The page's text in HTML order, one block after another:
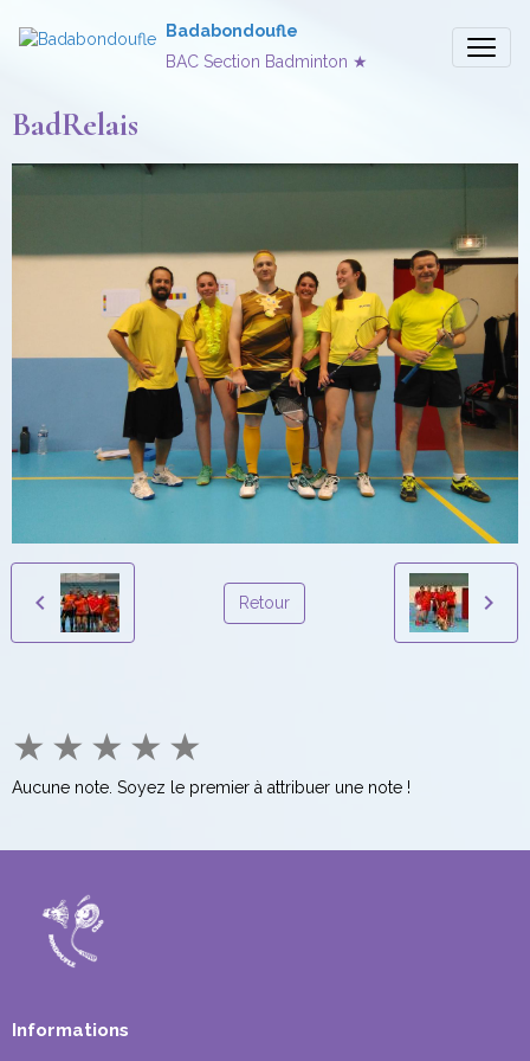
Badabondoufle
BAC Section Badminton ★
BadRelais
Retour
★ ★ ★ ★ ★
Aucune note. Soyez le premier à attribuer une note !
Informations